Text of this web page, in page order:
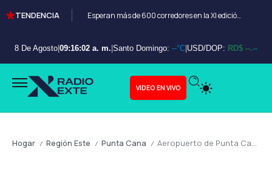
TENDENCIA Esperan más de 600 corredores en la XI edición del Bayahibe 10K
8 De Agosto 09:16:03 a. m. Santo Domingo: --°C USD/DOP: RD$ --.--
VIDEO EN VIVO
Hogar / Región Este / Punta Cana / Aeropuerto de Punta Cana es reconocido como el mejor del Caribe: ejemplo de inversión y eficiencia